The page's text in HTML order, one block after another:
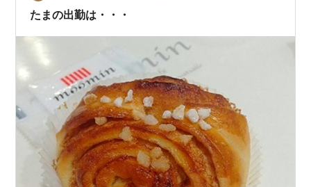
いてかわいいです！ すごく迷ったんだけど、パスタを注
たまの出勤は・・・